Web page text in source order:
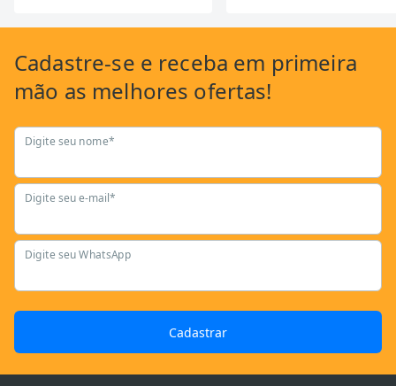
Cadastre-se e receba em primeira
mão as melhores ofertas!
Digite seu nome*
Digite seu e-mail*
Digite seu WhatsApp
Cadastrar